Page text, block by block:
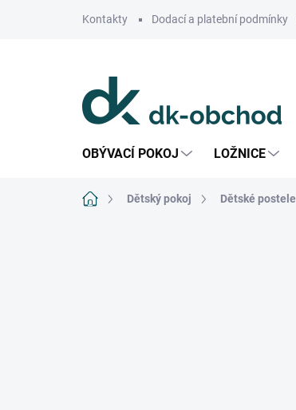
Kontakty Dodací a platební podmínky
OBÝVACÍ POKOJ LOŽNICE
Domů Dětský pokoj Dětské postele